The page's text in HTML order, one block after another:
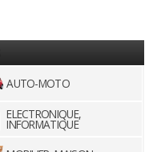
AUTO-MOTO
ELECTRONIQUE,
INFORMATIQUE